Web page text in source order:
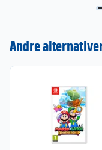
Andre
Om oss
Våre butikker
Våre merkevarer
Kontakt oss
Reklamasjon og
Ofte stilte spørsmål